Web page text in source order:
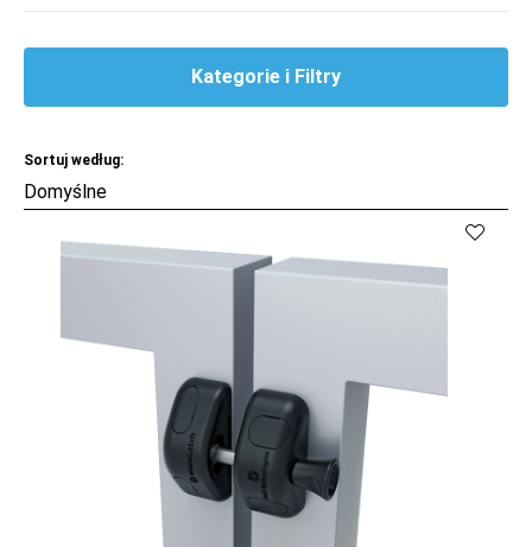
Kategorie i Filtry
Sortuj według:
Kup Porównaj